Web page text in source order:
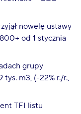
nowelę ustawy
od 1 stycznia
grupy
m3, (-22% r./r.,
TFI listu